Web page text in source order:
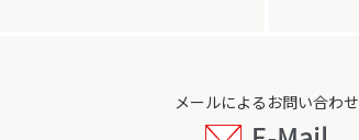
メールによるお問い合わせ